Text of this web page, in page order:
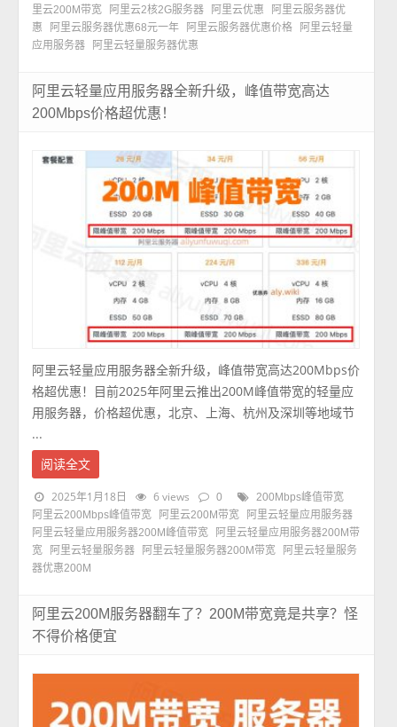
里云200M带宽
阿里云2核2G服务器 阿里云优惠
阿里云服务器优
惠
阿里云服务器优惠68元一年 阿里云服务器优惠价格
阿里云轻量
应用服务器
阿里云轻量服务器优惠
阿里云轻量应用服务器全新升级，峰值带宽高达
200Mbps价格超优惠！
阿里云轻量应用服务器全新升级，峰值带宽高达200Mbps价
格超优惠！目前2025年阿里云推出200M峰值带宽的轻量应
用服务器，价格超优惠，北京、上海、杭州及深圳等地域节
...
阅读全文
2025年1月18日 6 views 0
200Mbps峰值带宽
阿里云200Mbps峰值带宽
阿里云200M带宽
阿里云轻量应用服务器
阿里云轻量应用服务器200M峰值带宽
阿里云轻量应用服务器200M带
宽
阿里云轻量服务器 阿里云轻量服务器200M带宽
阿里云轻量服务
器优惠200M
阿里云200M服务器翻车了？200M带宽竟是共享？怪
不得价格便宜